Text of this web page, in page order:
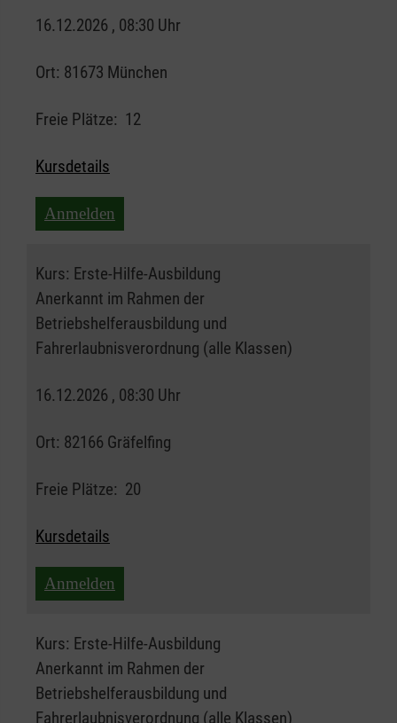
16.12.2026 , 08:30 Uhr
Ort: 81673 München
Freie Plätze: 12
Kursdetails
Anmelden
Kurs: Erste-Hilfe-Ausbildung
Anerkannt im Rahmen der
Betriebshelferausbildung und
Fahrerlaubnisverordnung (alle Klassen)
16.12.2026 , 08:30 Uhr
Ort: 82166 Gräfelfing
Freie Plätze: 20
Kursdetails
Anmelden
Kurs: Erste-Hilfe-Ausbildung
Anerkannt im Rahmen der
Betriebshelferausbildung und
Fahrerlaubnisverordnung (alle Klassen)